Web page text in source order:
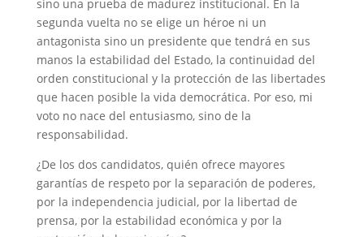
sino una prueba de madurez institucional. En la
segunda vuelta no se elige un héroe ni un
antagonista sino un presidente que tendrá en sus
manos la estabilidad del Estado, la continuidad del
orden constitucional y la protección de las libertades
que hacen posible la vida democrática. Por eso, mi
voto no nace del entusiasmo, sino de la
responsabilidad.
¿De los dos candidatos, quién ofrece mayores
garantías de respeto por la separación de poderes,
por la independencia judicial, por la libertad de
prensa, por la estabilidad económica y por la